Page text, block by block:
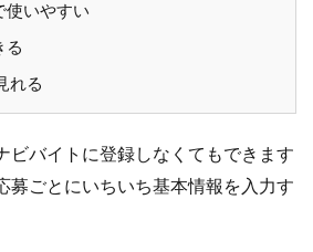
使いやすい
る
れる
ビバイトに登録しなくてもできます
募ごとにいちいち基本情報を入力す